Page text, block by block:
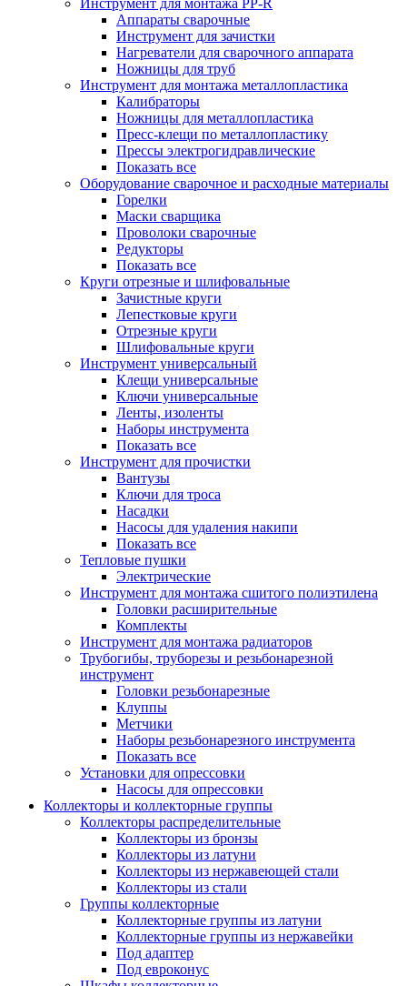
Инструмент для монтажа PP-R
Аппараты сварочные
Инструмент для зачистки
Нагреватели для сварочного аппарата
Ножницы для труб
Инструмент для монтажа металлопластика
Калибраторы
Ножницы для металлопластика
Пресс-клещи по металлопластику
Прессы электрогидравлические
Показать все
Оборудование сварочное и расходные материалы
Горелки
Маски сварщика
Проволоки сварочные
Редукторы
Показать все
Круги отрезные и шлифовальные
Зачистные круги
Лепестковые круги
Отрезные круги
Шлифовальные круги
Инструмент универсальный
Клещи универсальные
Ключи универсальные
Ленты, изоленты
Наборы инструмента
Показать все
Инструмент для прочистки
Вантузы
Ключи для троса
Насадки
Насосы для удаления накипи
Показать все
Тепловые пушки
Электрические
Инструмент для монтажа сшитого полиэтилена
Головки расширительные
Комплекты
Инструмент для монтажа радиаторов
Трубогибы, труборезы и резьбонарезной
инструмент
Головки резьбонарезные
Клуппы
Метчики
Наборы резьбонарезного инструмента
Показать все
Установки для опрессовки
Насосы для опрессовки
Коллекторы и коллекторные группы
Коллекторы распределительные
Коллекторы из бронзы
Коллекторы из латуни
Коллекторы из нержавеющей стали
Коллекторы из стали
Группы коллекторные
Коллекторные группы из латуни
Коллекторные группы из нержавейки
Под адаптер
Под евроконус